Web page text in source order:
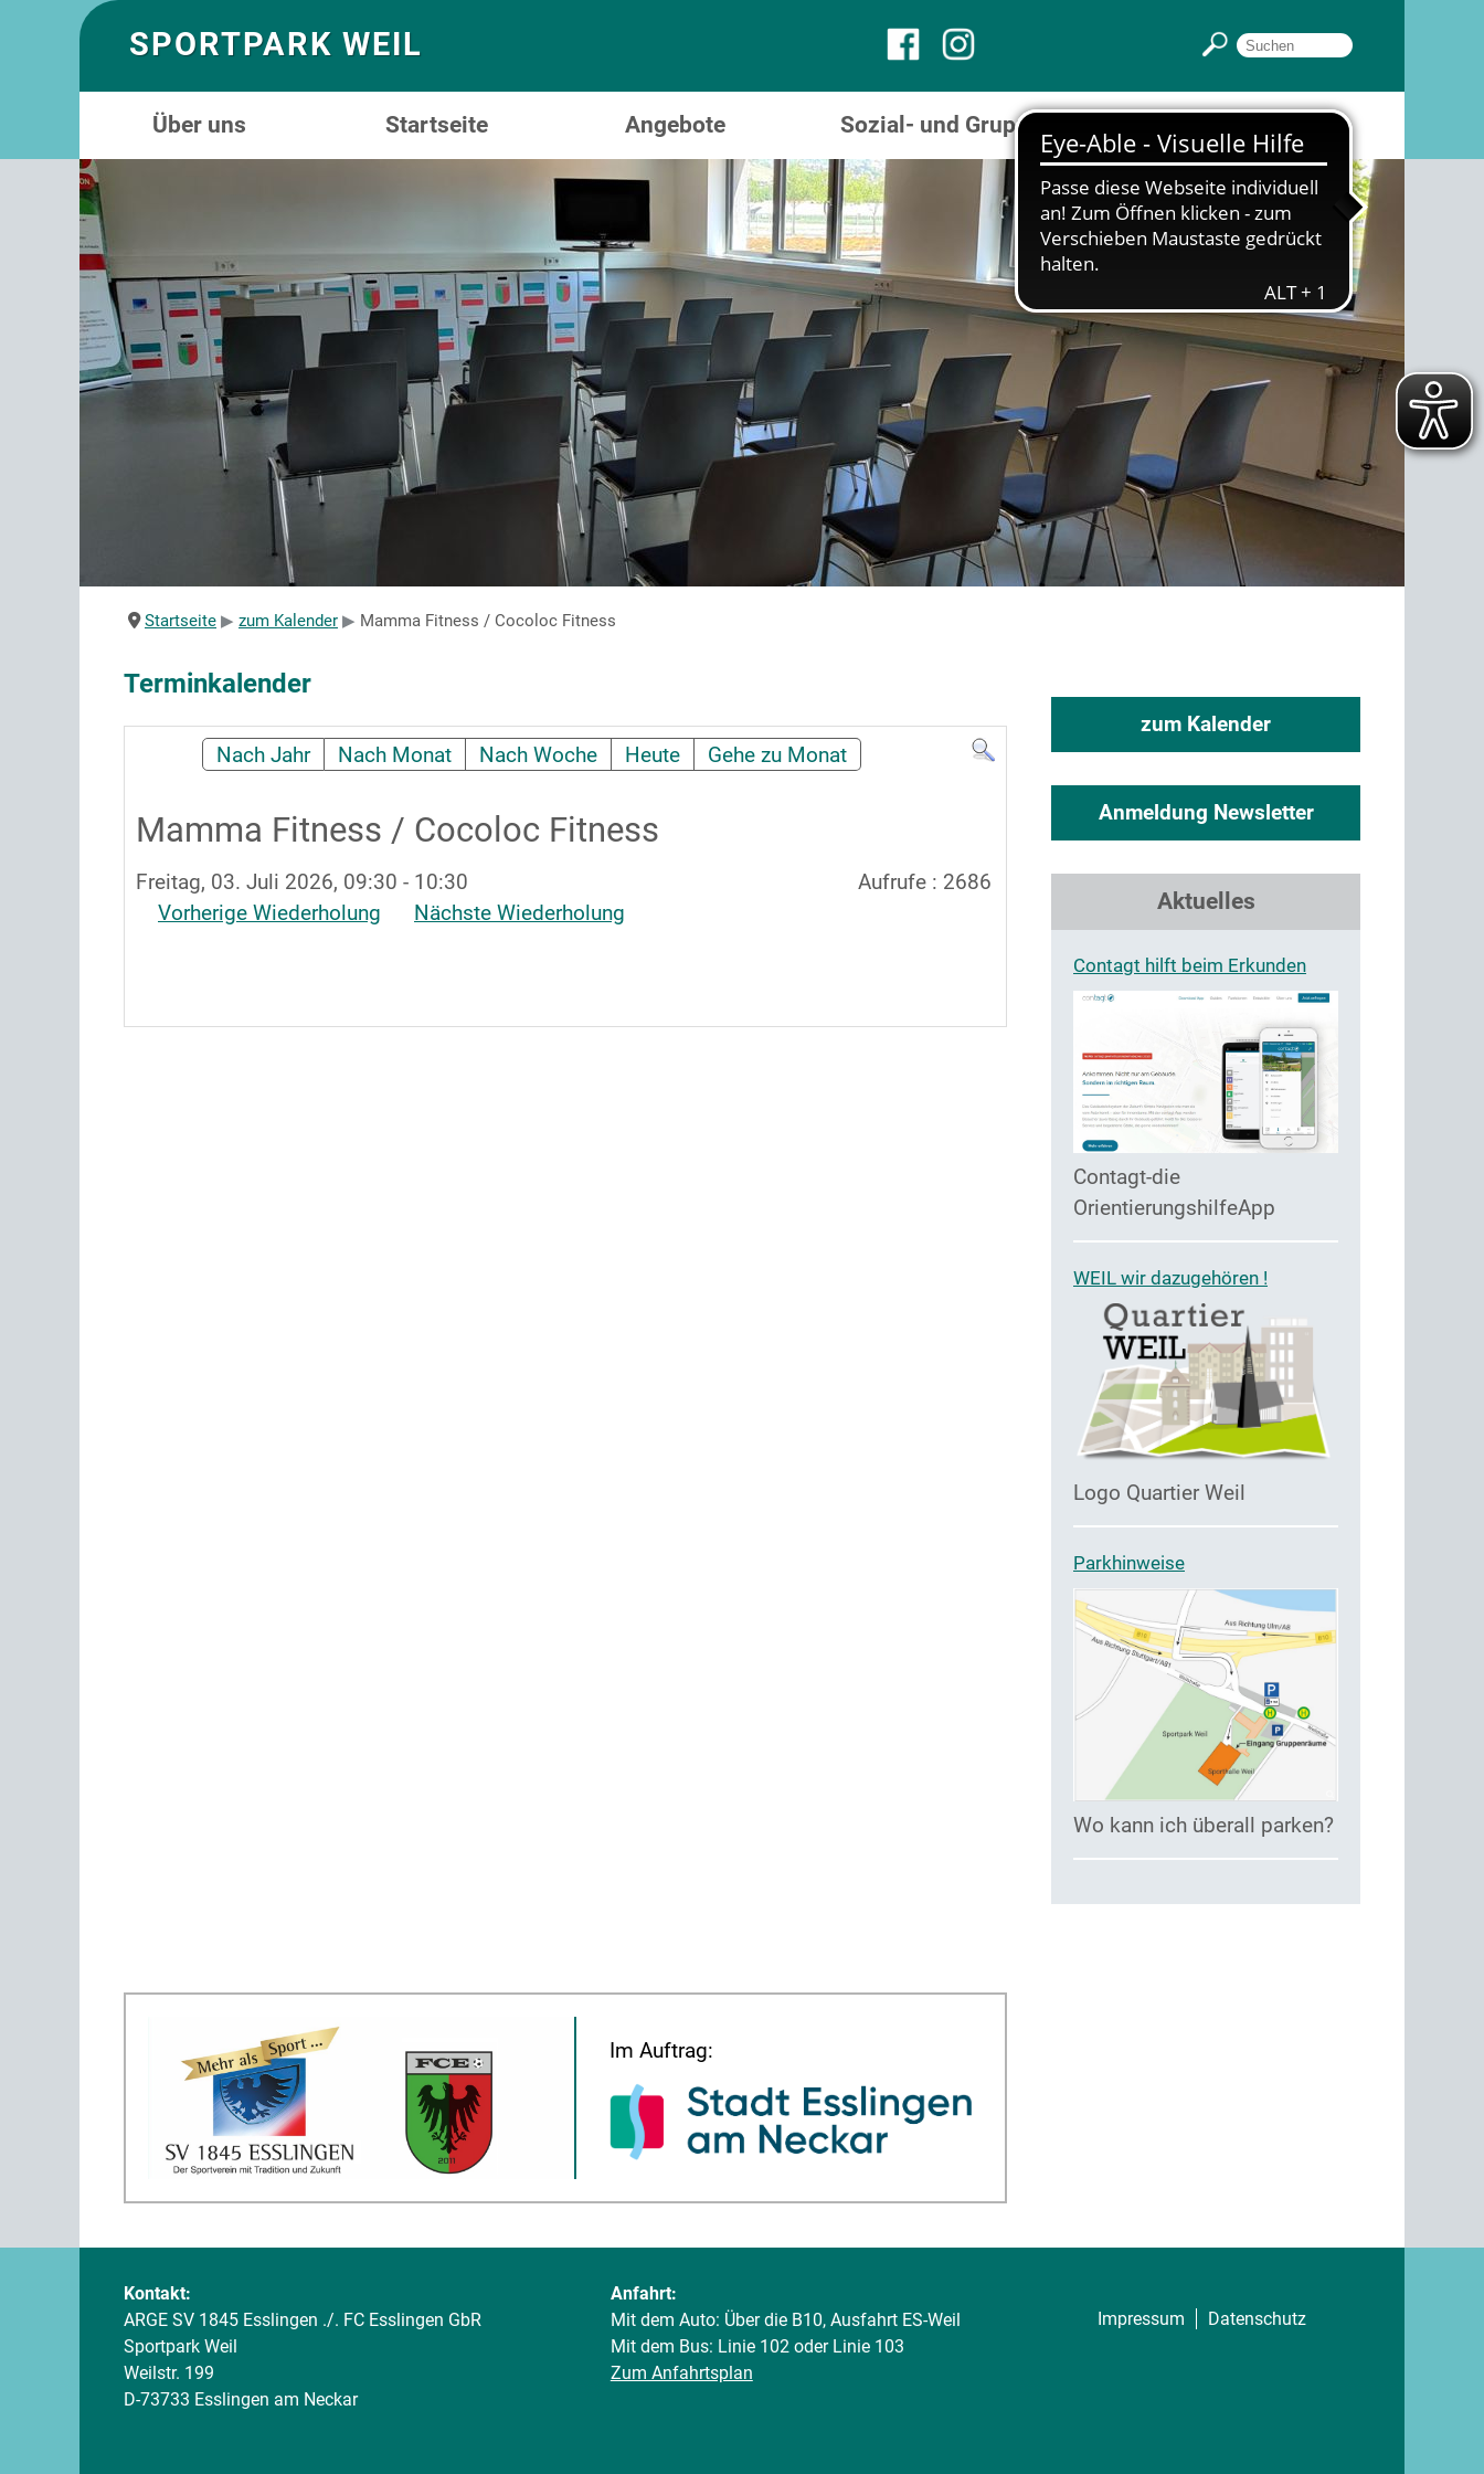
SPORTPARK WEIL
Über uns Startseite Angebote Sozial- und Gruppenräume
Startseite zum Kalender Mamma Fitness / Cocoloc Fitness
Terminkalender
Nach Jahr Nach Monat Nach Woche Heute Gehe zu Monat
Mamma Fitness / Cocoloc Fitness
Freitag, 03. Juli 2026, 09:30 - 10:30
Vorherige Wiederholung
Nächste Wiederholung
Aufrufe : 2686
zum Kalender
Anmeldung Newsletter
Aktuelles
Contagt hilft beim Erkunden
Contagt-die
OrientierungshilfeApp
WEIL wir dazugehören !
Logo Quartier Weil
Parkhinweise
Wo kann ich überall parken?
Im Auftrag:
Kontakt:
ARGE SV 1845 Esslingen ./. FC Esslingen GbR
Sportpark Weil
Weilstr. 199
D-73733 Esslingen am Neckar
Anfahrt:
Mit dem Auto: Über die B10, Ausfahrt ES-Weil
Mit dem Bus: Linie 102 oder Linie 103
Zum Anfahrtsplan
Impressum Datenschutz